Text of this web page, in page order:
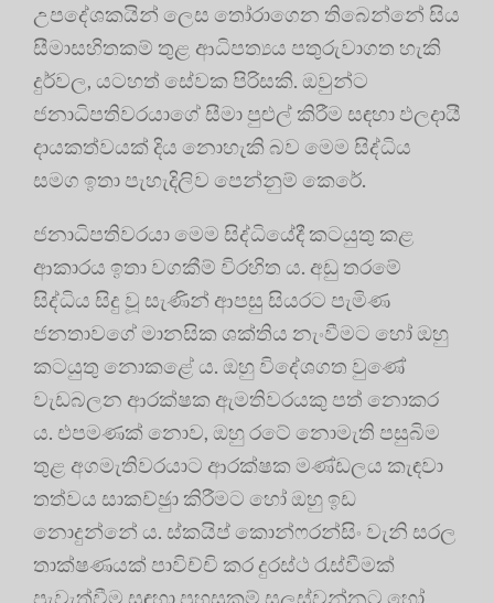
උපදේශකයින් ලෙස තෝරාගෙන තිබෙන්නේ සිය
සීමාසහිතකම් තුළ ආධිපත්‍යය පතුරුවාගත හැකි
දුර්වල, යටහත් සේවක පිරිසකි. ඔවුන්ට
ජනාධිපතිවරයාගේ සීමා පුළුල් කිරීම සඳහා ඵලදායී
දායකත්වයක් දිය නොහැකි බව මෙම සිද්ධිය
සමග ඉතා පැහැදිලිව පෙන්නුම් කෙරේ.
ජනාධිපතිවරයා මෙම සිද්ධියේදී කටයුතු කළ
ආකාරය ඉතා වගකීම් විරහිත ය. අඩු තරමේ
සිද්ධිය සිදු වූ සැණින් ආපසු සියරට පැමිණ
ජනතාවගේ මානසික ශක්තිය නැංවීමට හෝ ඔහු
කටයුතු නොකළේ ය. ඔහු විදේශගත වුණේ
වැඩබලන ආරක්ෂක ඇමතිවරයකු පත් නොකර
ය. එපමණක් නොව, ඔහු රටේ නොමැති පසුබිම
තුළ අගමැතිවරයාට ආරක්ෂක මණ්ඩලය කැඳවා
තත්වය සාකච්ඡුා කිරීමට හෝ ඔහු ඉඩ
නොදුන්නේ ය. ස්කයිප් කොන්ෆරන්සිං වැනි සරල
තාක්ෂණයක් පාවිච්චි කර දුරස්ථ රැස්වීමක්
පැවැත්වීම සඳහා පහසුකම් සලස්වන්නට හෝ